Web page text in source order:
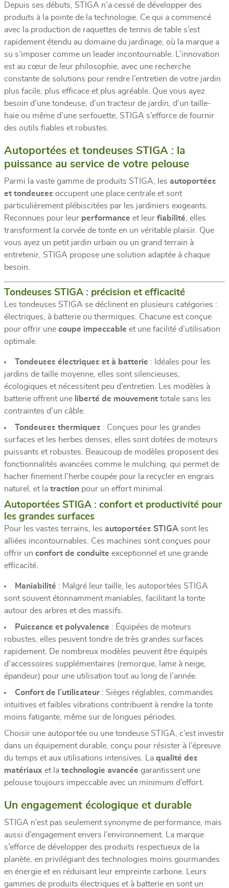
Depuis ses débuts, STIGA n’a cessé de développer des
produits à la pointe de la technologie. Ce qui a commencé
avec la production de raquettes de tennis de table s’est
rapidement étendu au domaine du jardinage, où la marque a
su s’imposer comme un leader incontournable. L’innovation
est au cœur de leur philosophie, avec une recherche
constante de solutions pour rendre l’entretien de votre jardin
plus facile, plus efficace et plus agréable. Que vous ayez
besoin d’une tondeuse, d’un tracteur de jardin, d’un taille-
haie ou même d’une serfouette, STIGA s’efforce de fournir
des outils fiables et robustes.
Autoportées et tondeuses STIGA : la
puissance au service de votre pelouse
Parmi la vaste gamme de produits STIGA, les autoportées
et tondeuses occupent une place centrale et sont
particulièrement plébiscitées par les jardiniers exigeants.
Reconnues pour leur performance et leur fiabilité , elles
transforment la corvée de tonte en un véritable plaisir. Que
vous ayez un petit jardin urbain ou un grand terrain à
entretenir, STIGA propose une solution adaptée à chaque
besoin.
Tondeuses STIGA : précision et efficacité
Les tondeuses STIGA se déclinent en plusieurs catégories :
électriques, à batterie ou thermiques. Chacune est conçue
pour offrir une coupe impeccable et une facilité d’utilisation
optimale.
Tondeuses électriques et à batterie : Idéales pour les
jardins de taille moyenne, elles sont silencieuses,
écologiques et nécessitent peu d’entretien. Les modèles à
batterie offrent une liberté de mouvement totale sans les
contraintes d’un câble.
Tondeuses thermiques : Conçues pour les grandes
surfaces et les herbes denses, elles sont dotées de moteurs
puissants et robustes. Beaucoup de modèles proposent des
fonctionnalités avancées comme le mulching, qui permet de
hacher finement l’herbe coupée pour la recycler en engrais
naturel, et la traction pour un effort minimal.
Autoportées STIGA : confort et productivité pour
les grandes surfaces
Pour les vastes terrains, les autoportées STIGA sont les
alliées incontournables. Ces machines sont conçues pour
offrir un confort de conduite exceptionnel et une grande
efficacité.
Maniabilité : Malgré leur taille, les autoportées STIGA
sont souvent étonnamment maniables, facilitant la tonte
autour des arbres et des massifs.
Puissance et polyvalence : Équipées de moteurs
robustes, elles peuvent tondre de très grandes surfaces
rapidement. De nombreux modèles peuvent être équipés
d’accessoires supplémentaires (remorque, lame à neige,
épandeur) pour une utilisation tout au long de l’année.
Confort de l’utilisateur : Sièges réglables, commandes
intuitives et faibles vibrations contribuent à rendre la tonte
moins fatigante, même sur de longues périodes.
Choisir une autoportée ou une tondeuse STIGA, c’est investir
dans un équipement durable, conçu pour résister à l’épreuve
du temps et aux utilisations intensives. La qualité des
matériaux et la technologie avancée garantissent une
pelouse toujours impeccable avec un minimum d’effort.
Un engagement écologique et durable
STIGA n’est pas seulement synonyme de performance, mais
aussi d’engagement envers l’environnement. La marque
s’efforce de développer des produits respectueux de la
planète, en privilégiant des technologies moins gourmandes
en énergie et en réduisant leur empreinte carbone. Leurs
gammes de produits électriques et à batterie en sont un